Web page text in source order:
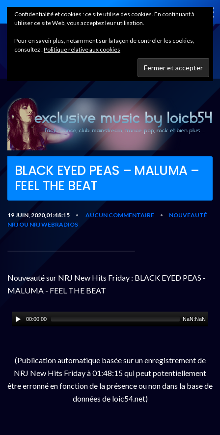
Home
BLACK EYED PEAS – MALUMA –
FEEL THE BEAT
19 JUIN, 2020,01:48:15 • AUCUN COMMENTAIRE •
NOUVEAUTÉ
NRJ OU NRJ WEBRADIOS
Nouveauté sur NRJ New Hits Friday : BLACK EYED PEAS -
MALUMA - FEEL THE BEAT
00:00:00 NaN:NaN
(Publication automatique basée sur un enregistrement de
NRJ New Hits Friday à 01:48:15 qui peut potentiellement
être erronné en fonction de la présence ou non dans la base de
données de loic54.net)
Confidentialité et cookies : ce site utilise des cookies. En continuant à
utiliser ce site Web, vous acceptez leur utilisation.
Pour en savoir plus, notamment sur la façon de contrôler les cookies,
consultez :Politique relative aux cookies